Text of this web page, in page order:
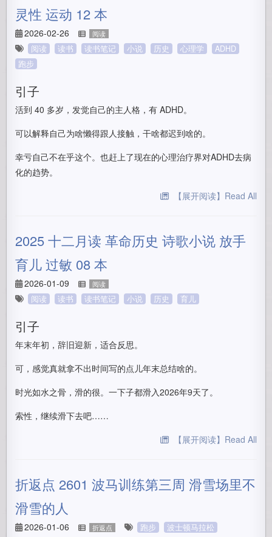
灵性 运动 12 本
2026-02-26 阅读
阅读 读书 读书笔记 小说 历史 心理学
ADHD
跑步
引子
活到 40 多岁，发觉自己的主人格，有 ADHD。
可以解释自己为啥懒得跟人接触，干啥都迟到啥的。
幸亏自己不在乎这个。也赶上了现在的心理治疗界对ADHD去病
化的趋势。
【展开阅读】Read All
2025 十二月读 革命历史 诗歌小说 放手
育儿 过敏 08 本
2026-01-09 阅读
阅读 读书 读书笔记 小说 历史 育儿
引子
年末年初，辞旧迎新，适合反思。
可，感觉真就拿不出时间写的点儿年末总结啥的。
时光如水之骨，滑的很。一下子都滑入2026年9天了。
索性，继续滑下去吧……
【展开阅读】Read All
折返点 2601 波马训练第三周 滑雪场里不
滑雪的人
2026-01-06 折返点 跑步 波士顿马拉松